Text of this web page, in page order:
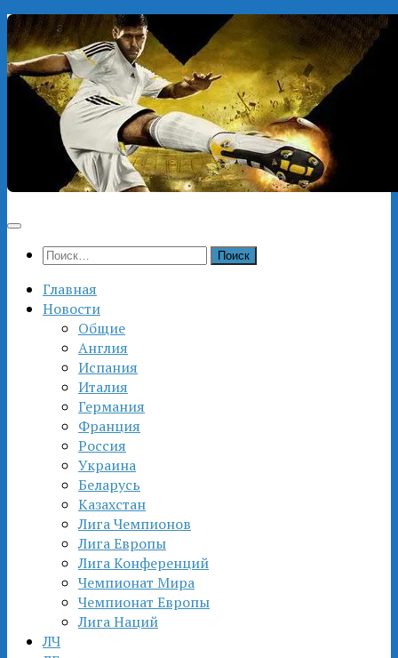
Перейти
к
содержимому
Найти:
Главная
Новости
Общие
Англия
Испания
Италия
Германия
Франция
Россия
Украина
Беларусь
Казахстан
Лига Чемпионов
Лига Европы
Лига Конференций
Чемпионат Мира
Чемпионат Европы
Лига Наций
ЛЧ